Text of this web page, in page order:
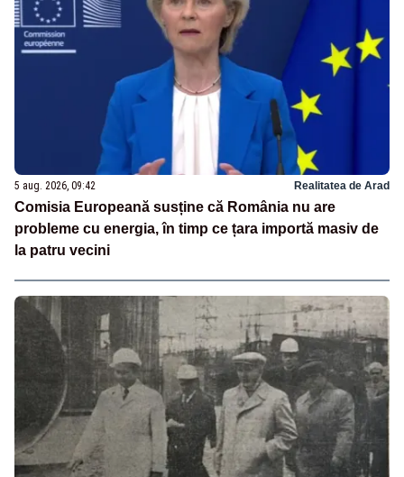
5 aug. 2026, 09:42 Realitatea de Arad
Comisia Europeană susține că România nu are
probleme cu energia, în timp ce țara importă masiv de
la patru vecini